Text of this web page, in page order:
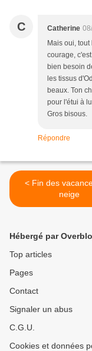
C Catherine
Mais oui,
courage,
bien besoin
les tissus
beaux. Ton
pour l'étui à
Gros bisous.
Répondre
< Fin des vacances à la
neige
Hébergé par
Top articles
Pages
Contact
Signaler un abus
C.G.U.
Cookies et données